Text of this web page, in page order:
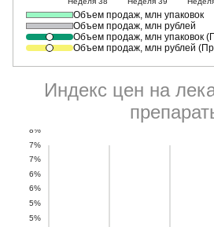
Объем продаж, млн упаковок
Объем продаж, млн рублей
Объем продаж, млн упаковок
Объем продаж, млн рублей
Индекс цен на